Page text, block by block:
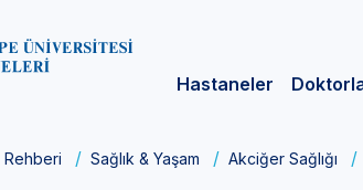
Hastaneler
Rehberi Sağlık & Yaşam Akciğer Sağlığı